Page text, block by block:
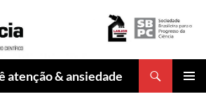
atenção & ansiedade